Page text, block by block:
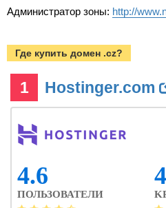
Администратор зоны: http://
Где купить домен .cz?
1 Hostinger.com
4.6
ПОЛЬЗОВАТЕЛИ